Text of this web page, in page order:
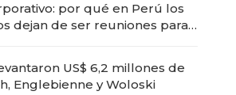
por qué en Perú los
dejan de ser reuniones para
US$ 6,2 millones de
Englebienne y Woloski